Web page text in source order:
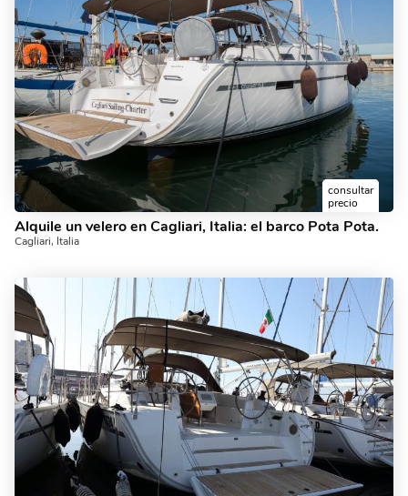
consultar
precio
Alquile un velero en Cagliari, Italia: el barco Pota Pota.
Cagliari, Italia